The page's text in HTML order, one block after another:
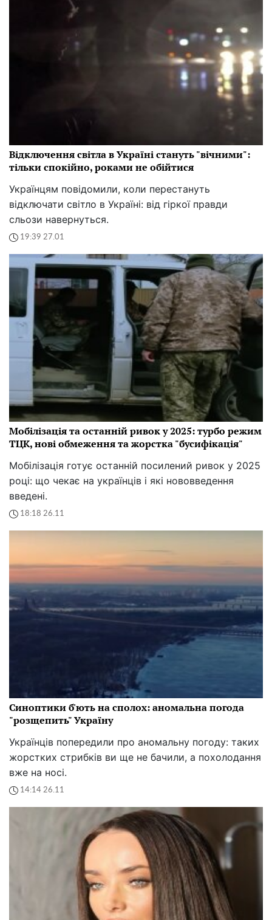
Відключення світла в Україні стануть "вічними":
тільки спокійно, роками не обійтися
Українцям повідомили, коли перестануть
відключати світло в Україні: від гіркої правди
сльози навернуться.
19:39 27.01
Мобілізація та останній ривок у 2025: турбо режим
ТЦК, нові обмеження та жорстка "бусифікація"
Мобілізація готує останній посилений ривок у 2025
році: що чекає на українців і які нововведення
введені.
18:18 26.11
Синоптики б'ють на сполох: аномальна погода
"розщепить" Україну
Українців попередили про аномальну погоду: таких
жорстких стрибків ви ще не бачили, а похолодання
вже на носі.
14:14 26.11